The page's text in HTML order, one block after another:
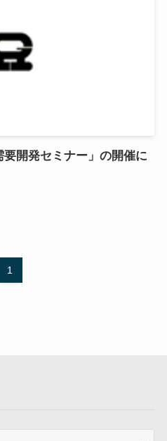
開発セミナー」の開催に
1